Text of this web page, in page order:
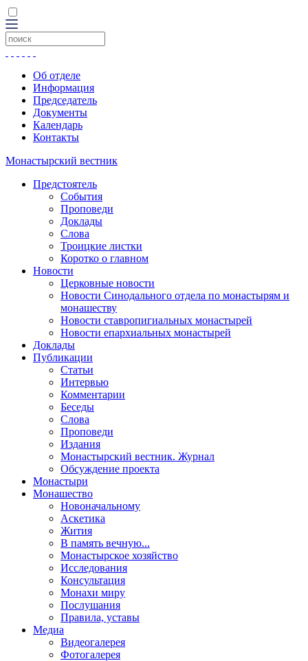
Об отделе
Информация
Председатель
Документы
Календарь
Контакты
Монастырский вестник
Предстоятель
События
Проповеди
Доклады
Слова
Троицкие листки
Коротко о главном
Новости
Церковные новости
Новости Синодального отдела по монастырям и
монашеству
Новости ставропигиальных монастырей
Новости епархиальных монастырей
Доклады
Публикации
Статьи
Интервью
Комментарии
Беседы
Слова
Проповеди
Издания
Монастырский вестник. Журнал
Обсуждение проекта
Монастыри
Монашество
Новоначальному
Аскетика
Жития
В память вечную...
Монастырское хозяйство
Исследования
Консультация
Монахи миру
Послушания
Правила, уставы
Медиа
Видеогалерея
Фотогалерея